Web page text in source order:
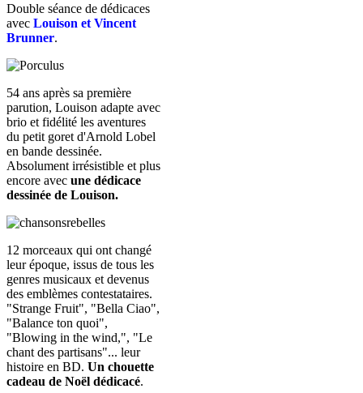
Double séance de dédicaces
avec Louison et Vincent
Brunner.
54 ans après sa première
parution, Louison adapte avec
brio et fidélité les aventures
du petit goret d'Arnold Lobel
en bande dessinée.
Absolument irrésistible et plus
encore avec une dédicace
dessinée de Louison.
12 morceaux qui ont changé
leur époque, issus de tous les
genres musicaux et devenus
des emblèmes contestataires.
"Strange Fruit", "Bella Ciao",
"Balance ton quoi",
"Blowing in the wind,", "Le
chant des partisans"... leur
histoire en BD. Un chouette
cadeau de Noël dédicacé.